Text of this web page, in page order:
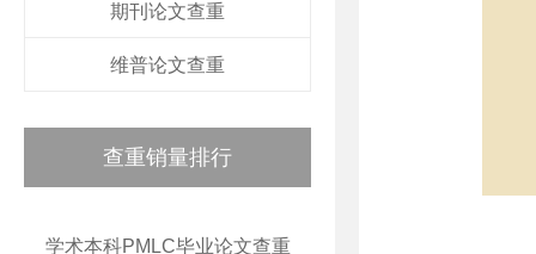
期刊论文查重
维普论文查重
查重销量排行
学术本科PMLC毕业论文查重